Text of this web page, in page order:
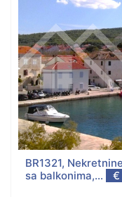
BR1321,
sa balkonima,...
€